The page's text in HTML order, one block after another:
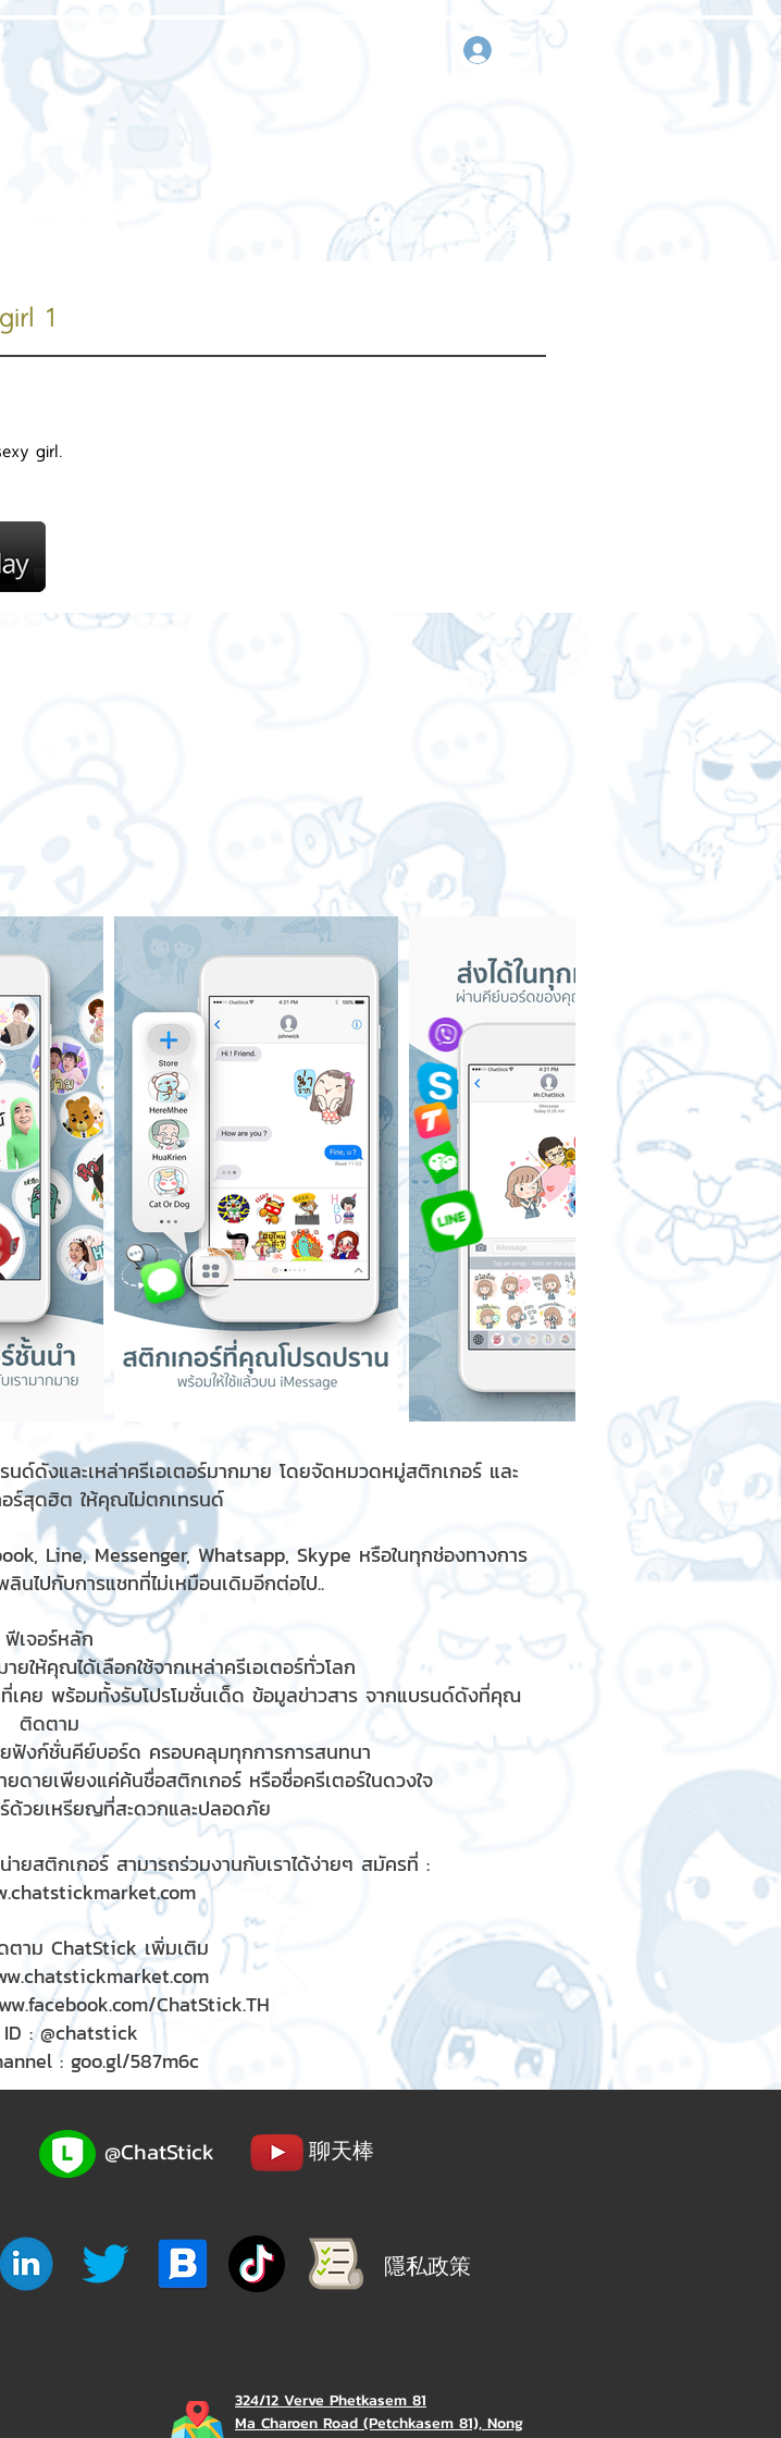
登入
請求報價 聯繫我們
1
girl.
ดังและเหล่าครีเอเตอร์มากมาย โดยจัดหมวดหมู่สติกเกอร์ และ
ร์สุดฮิต ให้คุณไม่ตกเทรนด์
Line, Messenger, Whatsapp, Skype หรือในทุกช่องทางการ
นไปกับการแชทที่ไม่เหมือนเดิมอีกต่อไป..
ฟีเจอร์หลัก
ให้คุณได้เลือกใช้จากเหล่าครีเอเตอร์ทั่วโลก
คย พร้อมทั้งรับโปรโมชั่นเด็ด ข้อมูลข่าวสาร จากแบรนด์ดังที่คุณ
ติดตาม
ฟังก์ชั่นคีย์บอร์ด ครอบคลุมทุกการการสนทนา
ดายเพียงแค่ค้นชื่อสติกเกอร์ หรือชื่อครีเตอร์ในดวงใจ
ด้วยเหรียญที่สะดวกและปลอดภัย
ยสติกเกอร์ สามารถร่วมงานกับเราได้ง่ายๆ สมัครที่ :
ตาม ChatStick เพิ่มเติม
ChatStick.TH
: @chatstick
: goo.gl/587m6c
@ChatStick 聊天棒
隱私政策
324/12 Verve Phetkasem 81
Ma Charoen Road (Petchkasem 81), Nong